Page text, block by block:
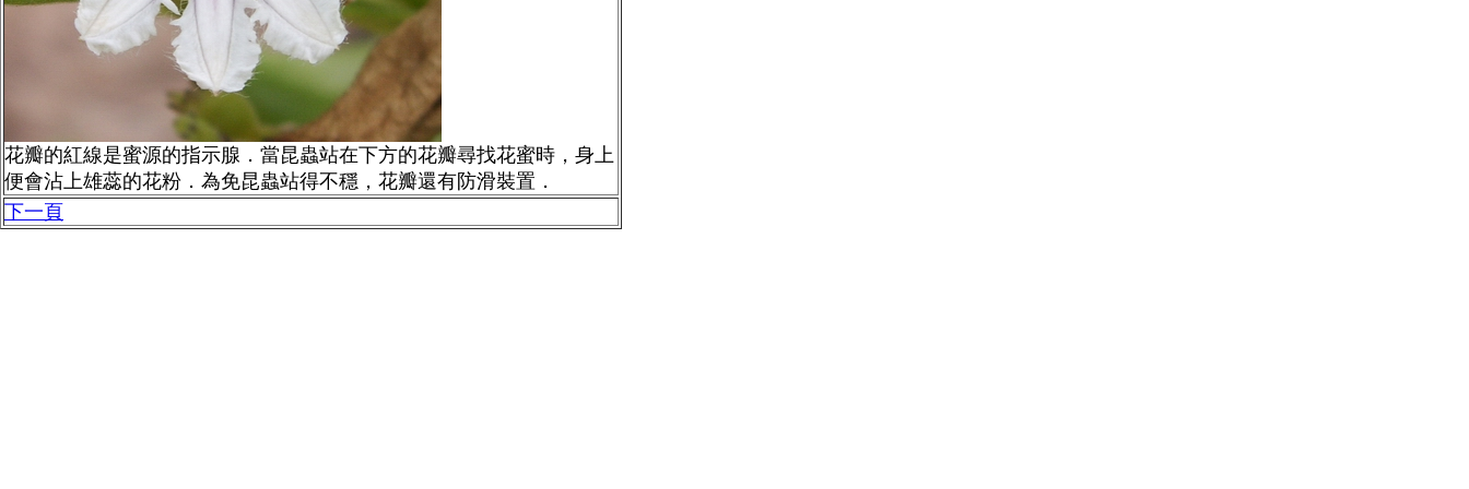
花瓣的紅線是蜜源的指示腺．當昆蟲站在下方的花瓣尋找花蜜時，身上
便會沾上雄蕊的花粉．為免昆蟲站得不穩，花瓣還有防滑裝置．
下一頁